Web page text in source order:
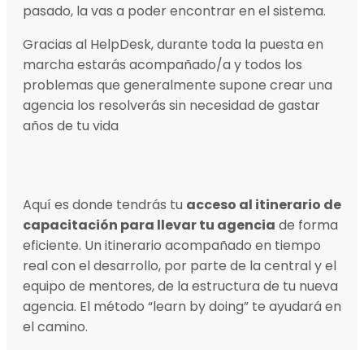
pasado, la vas a poder encontrar en el sistema.
Gracias al HelpDesk, durante toda la puesta en
marcha estarás acompañado/a y todos los
problemas que generalmente supone crear una
agencia los resolverás sin necesidad de gastar
años de tu vida
Aquí es donde tendrás tu acceso al itinerario de
capacitación para llevar tu agencia de forma
eficiente. Un itinerario acompañado en tiempo
real con el desarrollo, por parte de la central y el
equipo de mentores, de la estructura de tu nueva
agencia. El método “learn by doing” te ayudará en
el camino.